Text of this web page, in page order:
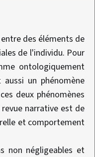
des éléments de
de l'individu. Pour
ontologiquement
un phénomène
deux phénomènes
narrative est de
et comportement
non négligeables et